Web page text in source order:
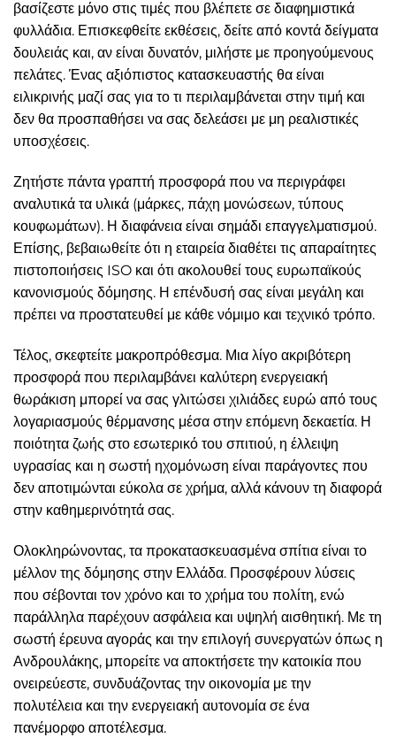
βασίζεστε μόνο στις τιμές που βλέπετε σε διαφημιστικά
φυλλάδια. Επισκεφθείτε εκθέσεις, δείτε από κοντά δείγματα
δουλειάς και, αν είναι δυνατόν, μιλήστε με προηγούμενους
πελάτες. Ένας αξιόπιστος κατασκευαστής θα είναι
ειλικρινής μαζί σας για το τι περιλαμβάνεται στην τιμή και
δεν θα προσπαθήσει να σας δελεάσει με μη ρεαλιστικές
υποσχέσεις.
Ζητήστε πάντα γραπτή προσφορά που να περιγράφει
αναλυτικά τα υλικά (μάρκες, πάχη μονώσεων, τύπους
κουφωμάτων). Η διαφάνεια είναι σημάδι επαγγελματισμού.
Επίσης, βεβαιωθείτε ότι η εταιρεία διαθέτει τις απαραίτητες
πιστοποιήσεις ISO και ότι ακολουθεί τους ευρωπαϊκούς
κανονισμούς δόμησης. Η επένδυσή σας είναι μεγάλη και
πρέπει να προστατευθεί με κάθε νόμιμο και τεχνικό τρόπο.
Τέλος, σκεφτείτε μακροπρόθεσμα. Μια λίγο ακριβότερη
προσφορά που περιλαμβάνει καλύτερη ενεργειακή
θωράκιση μπορεί να σας γλιτώσει χιλιάδες ευρώ από τους
λογαριασμούς θέρμανσης μέσα στην επόμενη δεκαετία. Η
ποιότητα ζωής στο εσωτερικό του σπιτιού, η έλλειψη
υγρασίας και η σωστή ηχομόνωση είναι παράγοντες που
δεν αποτιμώνται εύκολα σε χρήμα, αλλά κάνουν τη διαφορά
στην καθημερινότητά σας.
Ολοκληρώνοντας, τα προκατασκευασμένα σπίτια είναι το
μέλλον της δόμησης στην Ελλάδα. Προσφέρουν λύσεις
που σέβονται τον χρόνο και το χρήμα του πολίτη, ενώ
παράλληλα παρέχουν ασφάλεια και υψηλή αισθητική. Με τη
σωστή έρευνα αγοράς και την επιλογή συνεργατών όπως η
Ανδρουλάκης, μπορείτε να αποκτήσετε την κατοικία που
ονειρεύεστε, συνδυάζοντας την οικονομία με την
πολυτέλεια και την ενεργειακή αυτονομία σε ένα
πανέμορφο αποτέλεσμα.